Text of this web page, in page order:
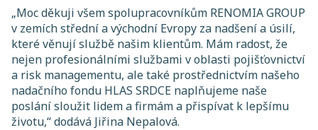
„Moc děkuji všem spolupracovníkům RENOMIA GROUP
v zemích střední a východní Evropy za nadšení a úsilí,
které věnují službě našim klientům. Mám radost, že
nejen profesionálními službami v oblasti pojišťovnictví
a risk managementu, ale také prostřednictvím našeho
nadačního fondu HLAS SRDCE naplňujeme naše
poslání sloužit lidem a firmám a přispívat k lepšímu
životu,“dodává Jiřina Nepalová.